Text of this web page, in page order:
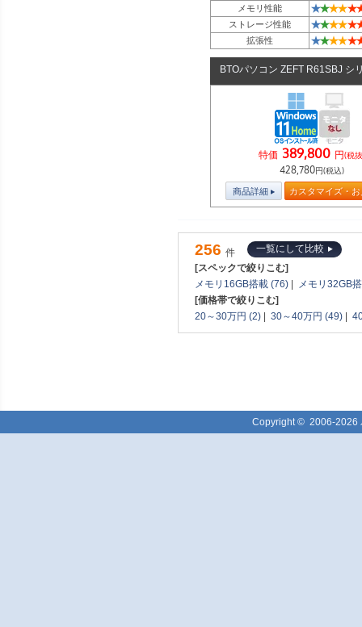
メモリ性能 ★★★★★
ストレージ性能 ★★★★★
拡張性 ★★★★★
BTOパソコン ZEFT R61SBJ シ
特価 389,800 円(税
428,780円(税込)
商品詳細 カスタマイズ・
256 件
一覧にして比較
[スペックで絞りこむ]
メモリ16GB搭載 (76)
メモリ32GB
[価格帯で絞りこむ]
20～30万円 (2)
30～40万円 (49)
Copyright © 2006-2026